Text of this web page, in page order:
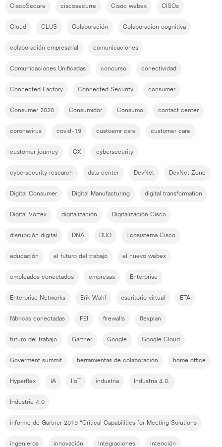
CiscoSecure ciscosecurre Cisoc webex CISOs
Cloud CLUS Colaboración Colaboracion cognitiva
colaboración empresarial comunicaciones
Comunicaciones Unificadas concurso conectividad
Connected Factory Connected Security consumer
Consumer 2020 Consumidor Consumo contact center
coronavirus covid-19 custoemr care customer care
customer journey CX cybersecurity
cybersecurity research data center DevNet DevNet Zone
Digital Consumer Digital Manufacturing digital transformation
Digital Vortex digitalización Digitalización Cisco
disrupción digital DNA DUO Ecosistema Cisco
educación el futuro del trabajo el nuevo webex
empleados conectados empresas Enterprise
Enterprise Networks Erik Wahl escritorio virtual ETA
fábricas conectadas FEI firewalls flexplan
futuro del trabajo Gartner Google Google Cloud
Goverment summit herramientas de colaboración home office
Hyperflex IA IIoT industria Industria 4.0.
Industrie 4.0
informe de Gartner 2019 “Critical Capabilities for Meeting Solutions
ingenieros innovación integraciones intención